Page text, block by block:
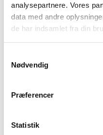
analysepartnere. Vores
data med andre
de har indsamlet fra din
Nødvendig
Præferencer
Statistik